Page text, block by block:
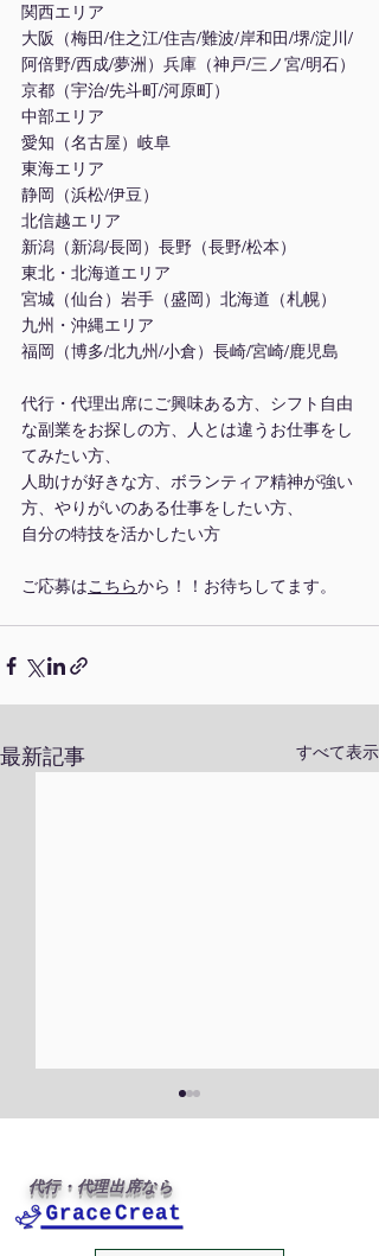
関西エリア
大阪（梅田/住之江/住吉/難波/岸和田/堺/淀川/
阿倍野/西成/夢洲）兵庫（神戸/三ノ宮/明石）
京都（宇治/先斗町/河原町）
中部エリア
愛知（名古屋）岐阜
東海エリア
静岡（浜松/伊豆）
北信越エリア
新潟（新潟/長岡）長野（長野/松本）
東北・北海道エリア
宮城（仙台）岩手（盛岡）北海道（札幌）
九州・沖縄エリア
福岡（博多/北九州/小倉）長崎/宮崎/鹿児島
代行・代理出席にご興味ある方、シフト自由
な副業をお探しの方、人とは違うお仕事をし
てみたい方、
人助けが好きな方、ボランティア精神が強い
方、やりがいのある仕事をしたい方、
自分の特技を活かしたい方
ご応募はこちらから！！お待ちしてます。
最新記事 すべて表示
代行・代理出席なら